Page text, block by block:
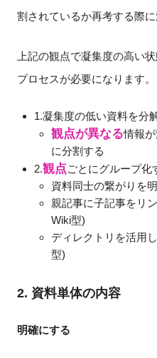
割されているか再考する際
上記の観点で凝集度の高い
プロセスが必要になります。
1.凝集度の低い資料を分
観点が異なる情報
に分割する
2.観点ごとにグループ化
資料同士の繋がりを
親記事に子記事をリ
Wiki型)
ディレクトリを活用
型)
2. 資料単体の内容
明確にする